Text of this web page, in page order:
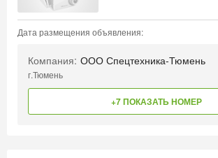
Дата размещения объявления:
Компания: ООО Спецтехника-Тюмень
г.Тюмень
+7 ПОКАЗАТЬ НОМЕР